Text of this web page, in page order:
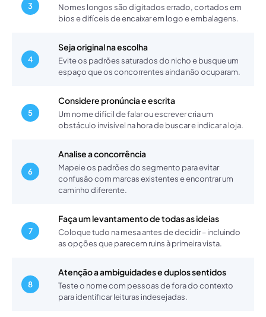
3
Nomes longos são digitados errado, cortados em
bios e difíceis de encaixar em logo e embalagens.
4
Seja original na escolha
Evite os padrões saturados do nicho e busque um
espaço que os concorrentes ainda não ocuparam.
5
Considere pronúncia e escrita
Um nome difícil de falar ou escrever cria um
obstáculo invisível na hora de buscar e indicar a loja.
6
Analise a concorrência
Mapeie os padrões do segmento para evitar
confusão com marcas existentes e encontrar um
caminho diferente.
7
Faça um levantamento de todas as ideias
Coloque tudo na mesa antes de decidir – incluindo
as opções que parecem ruins à primeira vista.
8
Atenção a ambiguidades e duplos sentidos
Teste o nome com pessoas de fora do contexto
para identificar leituras indesejadas.